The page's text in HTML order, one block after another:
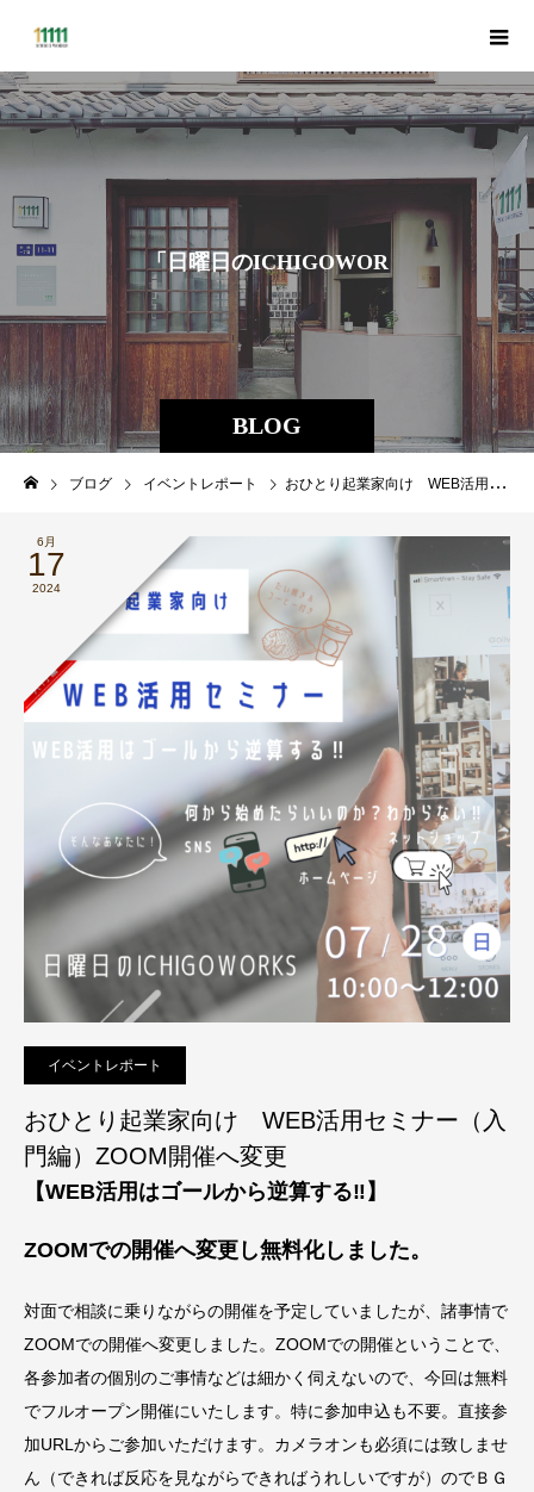
BLOG
日 曜 日のICHIGOWORKS」の 記録
ブログ イベントレポート おひとり起業家向け WEB活用セミナー（入門編）ZOOM開催へ変更
6月
17
2024
イベントレポート
おひとり起業家向け WEB活用セミナー（入
門編）ZOOM開催へ変更
【WEB活用はゴールから逆算する‼】
ZOOMでの開催へ変更し無料化しました。
対面で相談に乗りながらの開催を予定していましたが、諸事情で
ZOOMでの開催へ変更しました。ZOOMでの開催ということで、
各参加者の個別のご事情などは細かく伺えないので、今回は無料
でフルオープン開催にいたします。特に参加申込も不要。直接参
加URLからご参加いただけます。カメラオンも必須には致しませ
ん（できれば反応を見ながらできればうれしいですが）のでＢＧ